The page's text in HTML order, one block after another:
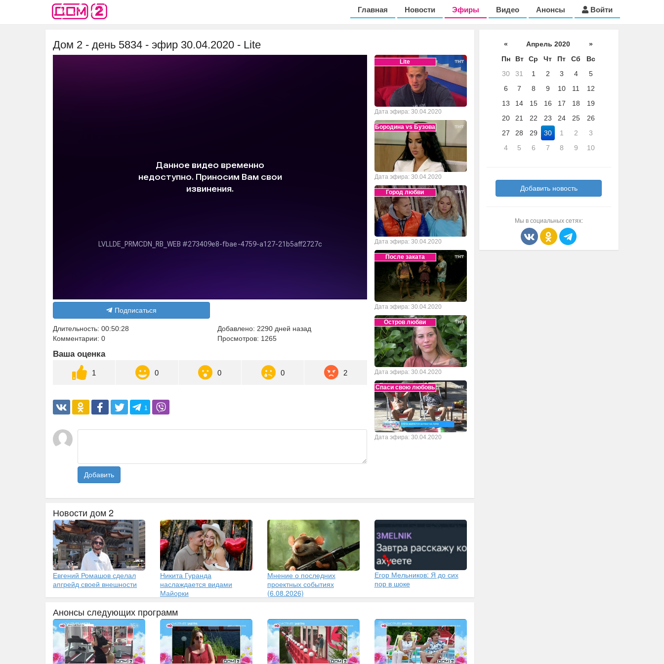
Главная Новости Эфиры Видео Анонсы Войти
Дом 2 - день 5834 - эфир 30.04.2020 - Lite
Подписаться
Длительность: 00:50:28
Комментарии: 0
Добавлено: 2290 дней назад
Просмотров: 1265
Ваша оценка
1 0 0 0 2
1
Добавить
Lite
Дата эфира: 30.04.2020
Бородина vs Бузова
Дата эфира: 30.04.2020
Город любви
Дата эфира: 30.04.2020
После заката
Дата эфира: 30.04.2020
Остров любви
Дата эфира: 30.04.2020
Спаси свою любовь
Дата эфира: 30.04.2020
Новости дом 2
Евгений Ромашов сделал
апгрейд своей внешности
Никита Гуранда
наслаждается видами
Майорки
Мнение о последних
проектных событиях
(6.08.2026)
Егор Мельников: Я до сих
пор в шоке
Анонсы следующих программ
« Апрель 2020
»
Пн
Вт Ср Чт Пт Сб
Вс
30
31 1 2 3 4
5
6
7 8 9 10 11
12
13
14 15 16 17 18
19
20
21 22 23 24 25
26
27
28 29 30 1 2
3
4
5 6 7 8 9 10
Добавить новость
Мы в социальных сетях: